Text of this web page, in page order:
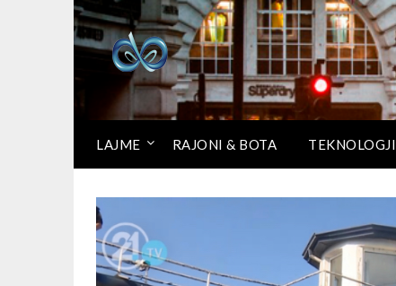
LAJME RAJONI & BOTA TEKNOLOGJI